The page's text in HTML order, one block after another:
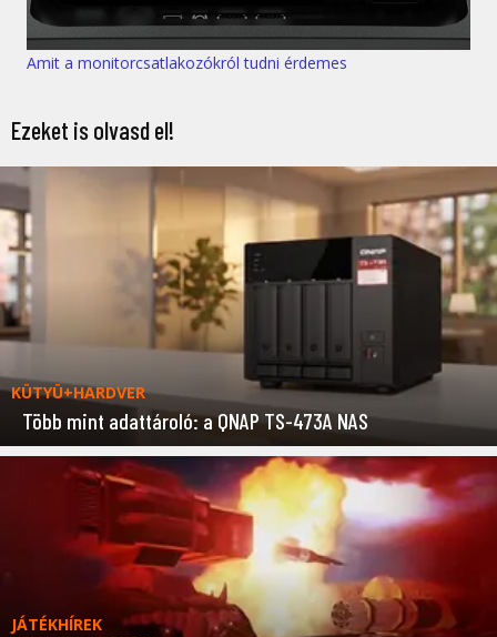
Amit a monitorcsatlakozókról tudni érdemes
Ezeket is olvasd el!
KÜTYÜ+HARDVER
Több mint adattároló: a QNAP TS-473A NAS
JÁTÉKHÍREK